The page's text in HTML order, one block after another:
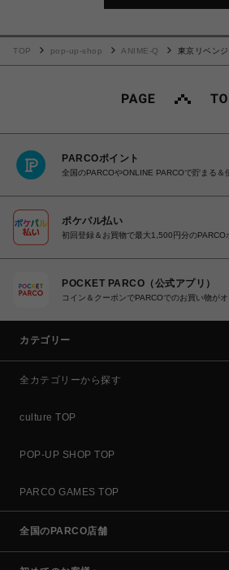
TOP pop-up-shop ANIME-Q
東京リベン
PARCOポイント
全国のPARCOやONLINE PARCOで貯まる＆
ポケパル払い
初回登録＆お買物で最大1,500円分のPARCO
POCKET PARCO（公式アプリ）
コイン＆クーポンでPARCOでのお買い物が
カテゴリー
全カテゴリーから探す
culture TOP
POP-UP SHOP TOP
PARCO GAMES TOP
全国のPARCO店舗